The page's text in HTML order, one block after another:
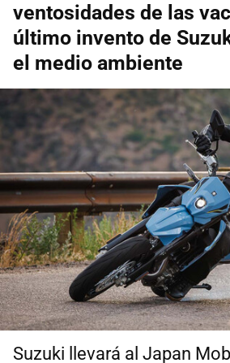
ventosidades de las
último invento de
el medio ambiente
Suzuki llevará al Japan